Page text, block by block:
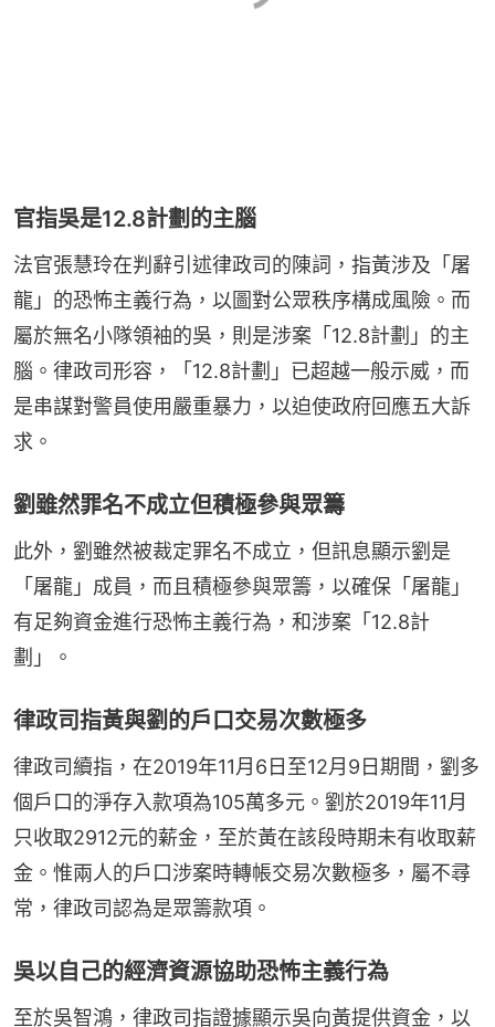
官指吳是12.8計劃的主腦
法官張慧玲在判辭引述律政司的陳詞，指黃涉及「屠
龍」的恐怖主義行為，以圖對公眾秩序構成風險。而
屬於無名小隊領袖的吳，則是涉案「12.8計劃」的主
腦。律政司形容，「12.8計劃」已超越一般示威，而
是串謀對警員使用嚴重暴力，以迫使政府回應五大訴
求。
劉雖然罪名不成立但積極參與眾籌
此外，劉雖然被裁定罪名不成立，但訊息顯示劉是
「屠龍」成員，而且積極參與眾籌，以確保「屠龍」
有足夠資金進行恐怖主義行為，和涉案「12.8計
劃」。
律政司指黃與劉的戶口交易次數極多
律政司續指，在2019年11月6日至12月9日期間，劉多
個戶口的淨存入款項為105萬多元。劉於2019年11月
只收取2912元的薪金，至於黃在該段時期未有收取薪
金。惟兩人的戶口涉案時轉帳交易次數極多，屬不尋
常，律政司認為是眾籌款項。
吳以自己的經濟資源協助恐怖主義行為
至於吳智鴻，律政司指證據顯示吳向黃提供資金，以